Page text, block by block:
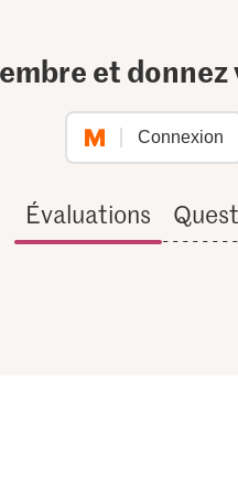
et
Connexion
Évaluations